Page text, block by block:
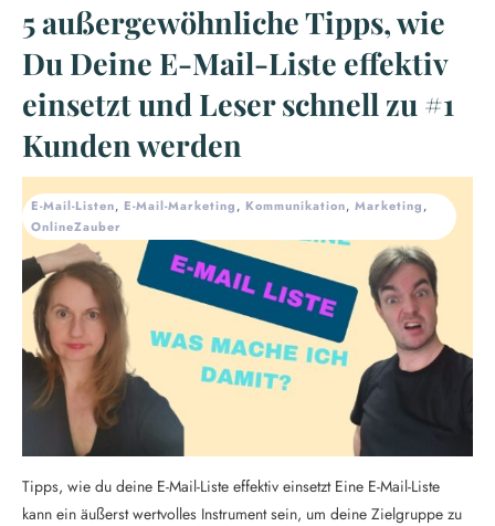
5 außergewöhnliche Tipps, wie
Du Deine E-Mail-Liste effektiv
einsetzt und Leser schnell zu #1
Kunden werden
E-Mail-Listen, E-Mail-Marketing, Kommunikation, Marketing,
OnlineZauber
Tipps, wie du deine E-Mail-Liste effektiv einsetzt Eine E-Mail-Liste
kann ein äußerst wertvolles Instrument sein, um deine Zielgruppe zu